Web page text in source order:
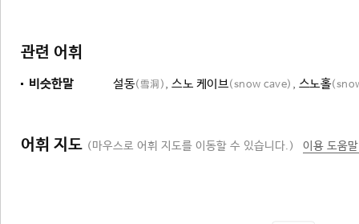
관련 어휘
비슷한말 설동(雪洞) , 스노 케이브(snow cave) , 스노홀
어휘 지도 (마우스로 어휘 지도를 이동할 수 있습니다.) 이용 도움